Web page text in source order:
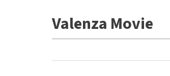
Valenza Movie